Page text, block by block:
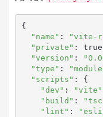
{
"name" : "vite-
"private" :
"version" :
"type" :
"scripts" : {
"dev" : "vite"
"build" :
"lint" :